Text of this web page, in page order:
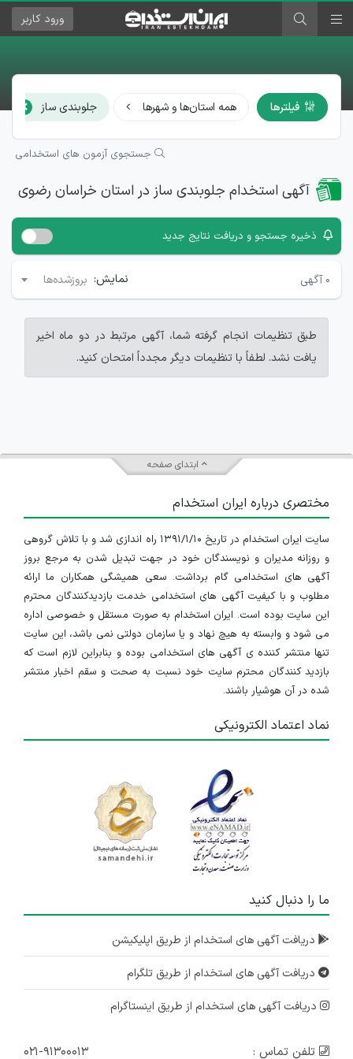
ورود کاربر
فیلترها همه استان‌ها و شهرها جلوبندی ساز ×
جستجوی آزمون های استخدامی
آگهی استخدام جلوبندی ساز در استان خراسان رضوی
ذخیره جستجو و دریافت نتایج جدید
۰ آگهی نمایش: بروزشده‌ها
طبق تنظیمات انجام گرفته شما، آگهی مرتبط در دو ماه اخیر
یافت نشد. لطفاً با تنظیمات دیگر مجدداً امتحان کنید.
ابتدای صفحه
مختصری درباره ایران استخدام
سایت ایران استخدام در تاریخ ۱۳۹۱/۱/۱۰ راه اندازی شد و با تلاش گروهی
و روزانه مدیران و نویسندگان خود در جهت تبدیل شدن به مرجع بروز
آگهی های استخدامی گام برداشت. سعی همیشگی همکاران ما ارائه
مطلوب و با کیفیت آگهی های استخدامی خدمت بازدیدکنندگان محترم
این سایت بوده است. ایران استخدام به صورت مستقل و خصوصی اداره
می شود و وابسته به هیچ نهاد و یا سازمان دولتی نمی باشد، این سایت
تنها منتشر کننده ی آگهی های استخدامی بوده و بنابراین لازم است که
بازدید کنندگان محترم سایت خود نسبت به صحت و سقم اخبار منتشر
شده در آن هوشیار باشند.
نماد اعتماد الکترونیکی
ما را دنبال کنید
دریافت آگهی های استخدام از طریق اپلیکیشن
دریافت آگهی های استخدام از طریق تلگرام
دریافت آگهی های استخدام از طریق اینستاگرام
تلفن تماس : ۰۲۱-۹۱۳۰۰۰۱۳